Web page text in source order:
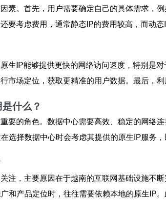
素。首先，用户需要确定自己的具体需求，
要考虑费用，通常静态IP的费用较高，而动
生IP能够提供更快的网络访问速度，特别是
市场定位，获取更精准的用户数据。最后，
什么？
要的角色。数据中心需要高效、稳定的网络
选择数据中心时会考虑其提供的原生IP服务
注，主要原因在于越南的互联网基础设施不
和产品定位时，往往需要依赖本地的原生IP